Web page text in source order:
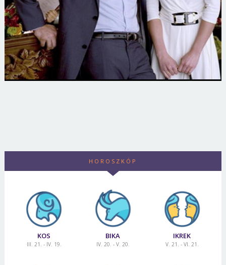
HOROSZKÓP
KOS
III. 21. - IV. 19.
BIKA
IV. 20. - V. 20.
IKREK
V. 21. - VI. 21.